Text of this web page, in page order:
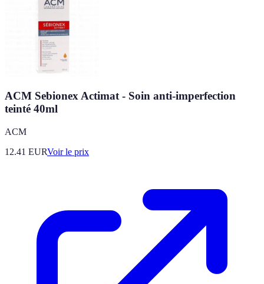
ACM Sebionex Actimat - Soin anti-imperfection
teinté 40ml
ACM
12.41 EURVoir le prix